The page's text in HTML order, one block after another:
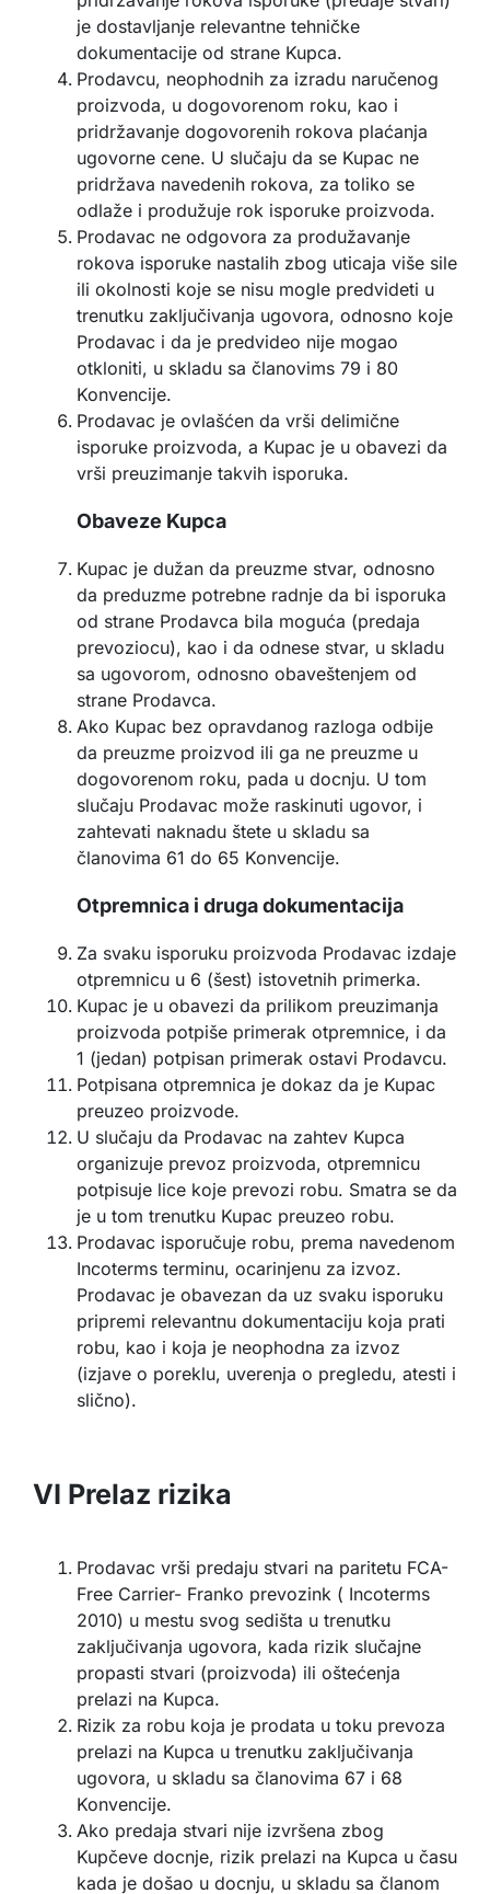
je dostavljanje relevantne tehničke
dokumentacije od strane Kupca.
Prodavcu, neophodnih za izradu naručenog
proizvoda, u dogovorenom roku, kao i
pridržavanje dogovorenih rokova plaćanja
ugovorne cene. U slučaju da se Kupac ne
pridržava navedenih rokova, za toliko se
odlaže i produžuje rok isporuke proizvoda.
Prodavac ne odgovora za produžavanje
rokova isporuke nastalih zbog uticaja više sile
ili okolnosti koje se nisu mogle predvideti u
trenutku zaključivanja ugovora, odnosno koje
Prodavac i da je predvideo nije mogao
otkloniti, u skladu sa članovims 79 i 80
Konvencije.
Prodavac je ovlašćen da vrši delimične
isporuke proizvoda, a Kupac je u obavezi da
vrši preuzimanje takvih isporuka.
Obaveze Kupca
Kupac je dužan da preuzme stvar, odnosno
da preduzme potrebne radnje da bi isporuka
od strane Prodavca bila moguća (predaja
prevoziocu), kao i da odnese stvar, u skladu
sa ugovorom, odnosno obaveštenjem od
strane Prodavca.
Ako Kupac bez opravdanog razloga odbije
da preuzme proizvod ili ga ne preuzme u
dogovorenom roku, pada u docnju. U tom
slučaju Prodavac može raskinuti ugovor, i
zahtevati naknadu štete u skladu sa
članovima 61 do 65 Konvencije.
Otpremnica i druga dokumentacija
Za svaku isporuku proizvoda Prodavac izdaje
otpremnicu u 6 (šest) istovetnih primerka.
Kupac je u obavezi da prilikom preuzimanja
proizvoda potpiše primerak otpremnice, i da
1 (jedan) potpisan primerak ostavi Prodavcu.
Potpisana otpremnica je dokaz da je Kupac
preuzeo proizvode.
U slučaju da Prodavac na zahtev Kupca
organizuje prevoz proizvoda, otpremnicu
potpisuje lice koje prevozi robu. Smatra se da
je u tom trenutku Kupac preuzeo robu.
Prodavac isporučuje robu, prema navedenom
Incoterms terminu, ocarinjenu za izvoz.
Prodavac je obavezan da uz svaku isporuku
pripremi relevantnu dokumentaciju koja prati
robu, kao i koja je neophodna za izvoz
(izjave o poreklu, uverenja o pregledu, atesti i
slično).
VI Prelaz rizika
Prodavac vrši predaju stvari na paritetu FCA-
Free Carrier- Franko prevozink ( Incoterms
2010) u mestu svog sedišta u trenutku
zaključivanja ugovora, kada rizik slučajne
propasti stvari (proizvoda) ili oštećenja
prelazi na Kupca.
Rizik za robu koja je prodata u toku prevoza
prelazi na Kupca u trenutku zaključivanja
ugovora, u skladu sa članovima 67 i 68
Konvencije.
Ako predaja stvari nije izvršena zbog
Kupčeve docnje, rizik prelazi na Kupca u času
kada je došao u docnju, u skladu sa članom